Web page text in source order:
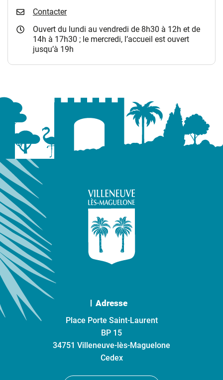
Contacter
Ouvert du lundi au vendredi de 8h30 à 12h et de
14h à 17h30 ; le mercredi, l’accueil est ouvert
jusqu’à 19h
Adresse
Place Porte Saint-Laurent
BP 15
34751 Villeneuve-lès-Maguelone
Cedex